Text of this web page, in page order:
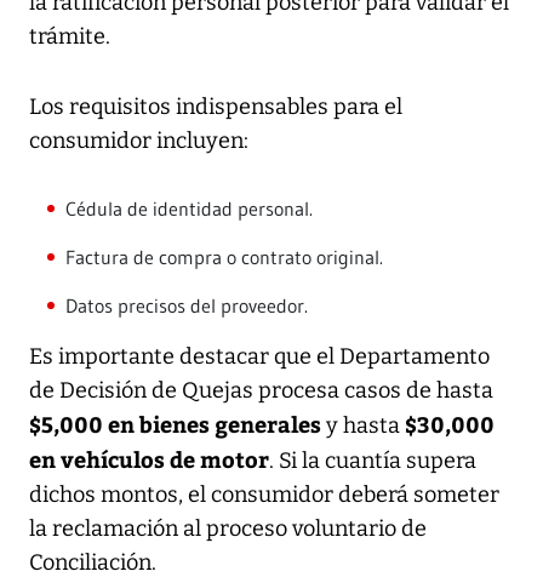
trámite.
Los requisitos indispensables para el
consumidor incluyen:
Cédula de identidad personal.
Factura de compra o contrato original.
Datos precisos del proveedor.
Es importante destacar que el Departamento
de Decisión de Quejas procesa casos de hasta
$5,000 en bienes generalesy hasta $30,000
en vehículos de motor. Si la cuantía supera
dichos montos, el consumidor deberá someter
la reclamación al proceso voluntario de
Conciliación.